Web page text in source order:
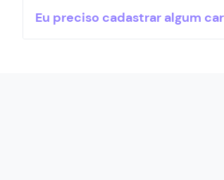
Eu preciso cadastrar algum